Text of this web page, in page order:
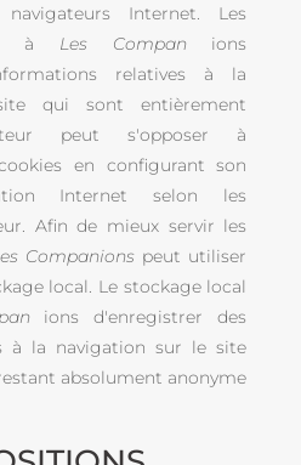
Internet. Les
à Les Companions
relatives à la
qui sont entièrement
peut s'opposer à
en configurant son
Internet selon les
Afin de mieux servir les
Companionspeut utiliser
local. Le stockage local
ions d'enregistrer des
à la navigation sur le site
absolument anonyme.